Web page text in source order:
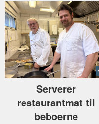
Serverer
restaurantmat til
beboerne